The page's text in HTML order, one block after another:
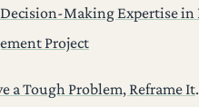
Making Expertise in
Project
a Tough Problem, Reframe It.